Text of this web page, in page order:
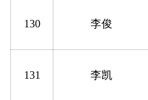
130 李俊
131 李凯